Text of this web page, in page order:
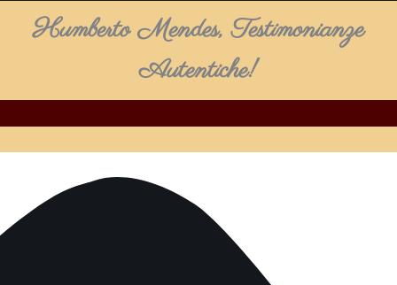
Humberto Mendes, Testimonianze
Autentiche!